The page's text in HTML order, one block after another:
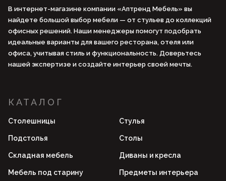
В интернет-магазине компании «Аптренд Мебель» вы
найдете большой выбор мебели — от стульев до коллекций
офисных решений. Наши менеджеры помогут подобрать
идеальные варианты для вашего ресторана, отеля или
офиса, учитывая стиль и функциональность. Доверьтесь
нашей экспертизе и создайте интерьер своей мечты.
КАТАЛОГ
Столешницы Стулья
Подстолья Столы
Складная мебель Диваны и кресла
Мебель под старину Предметы интерьера